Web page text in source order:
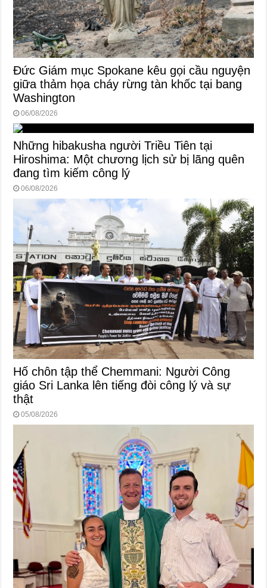
Đức Giám mục Spokane kêu gọi cầu nguyện
giữa thảm họa cháy rừng tàn khốc tại bang
Washington
06/08/2026
Những hibakusha người Triều Tiên tại
Hiroshima: Một chương lịch sử bị lãng quên
đang tìm kiếm công lý
06/08/2026
Hố chôn tập thể Chemmani: Người Công
giáo Sri Lanka lên tiếng đòi công lý và sự
thật
05/08/2026